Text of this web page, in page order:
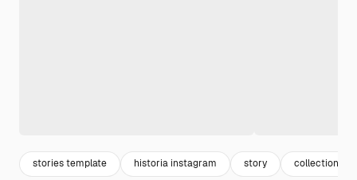
stories template historia instagram story collection